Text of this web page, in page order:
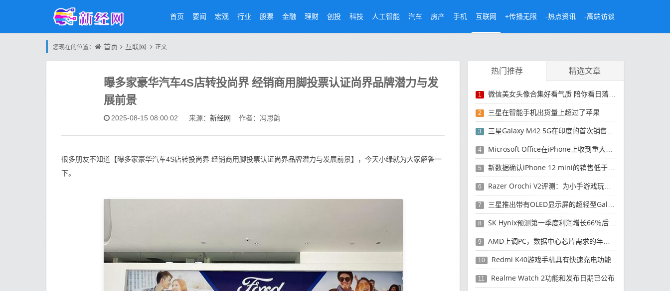
首页 要闻 宏观 行业 股票 金融 理财 创投 科技 人工智能 汽车 房产 手机 互联网 +传播无限 -热点资讯 -高端访谈
您现在的位置： 首页 互联网 正文
曝多家豪华汽车4S店转投尚界 经销商用脚投票认证尚界品牌潜力与发
展前景
2025-08-15 08:00:02 来源： 新经网 作者：冯思韵
很多朋友不知道【曝多家豪华汽车4S店转投尚界 经销商用脚投票认证尚界品牌潜力与发展前景】，今天小绿就为大家解答一
下。
热门推荐 精选文章
1 微信美女头像合集好看气质 陪你看日落的人比日落更浪漫
2 三星在智能手机出货量上超过了苹果
3 三星Galaxy M42 5G在印度的首次销售将于今晚开始
4 Microsoft Office在iPhone上收到重大更新
5 新数据确认iPhone 12 mini的销售低于预期
6 Razer Orochi V2评测：为小手游戏玩家设计的鼠标
7 三星推出带有OLED显示屏的超轻型Galaxy Book Pro和Galaxy Book Pro 360笔记本电脑
8 SK Hynix预测第一季度利润增长66％后，对芯片的需求将增强
9 AMD上调PC，数据中心芯片需求的年度收入预测
10 Redmi K40游戏手机具有快速充电功能
11 Realme Watch 2功能和发布日期已公布